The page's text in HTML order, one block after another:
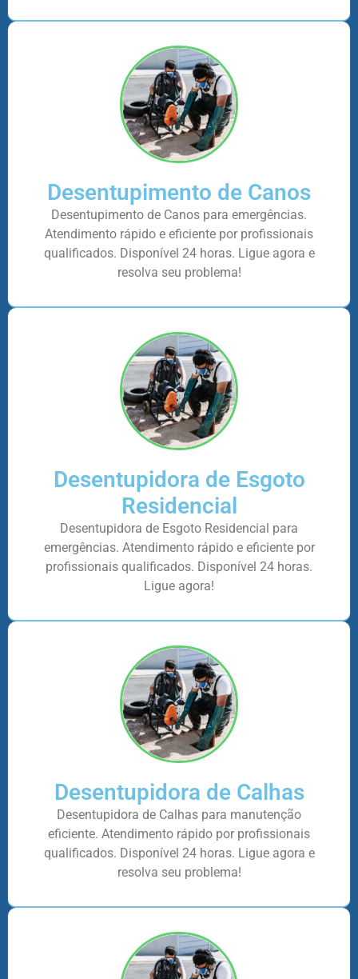
Desentupimento de Canos
Desentupimento de Canos para emergências.
Atendimento rápido e eficiente por profissionais
qualificados. Disponível 24 horas. Ligue agora e
resolva seu problema!
Desentupidora de Esgoto
Residencial
Desentupidora de Esgoto Residencial para
emergências. Atendimento rápido e eficiente por
profissionais qualificados. Disponível 24 horas.
Ligue agora!
Desentupidora de Calhas
Desentupidora de Calhas para manutenção
eficiente. Atendimento rápido por profissionais
qualificados. Disponível 24 horas. Ligue agora e
resolva seu problema!